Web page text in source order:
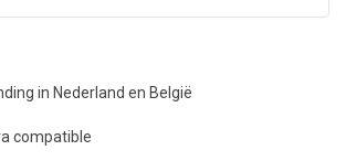
in Nederland en België
compatible